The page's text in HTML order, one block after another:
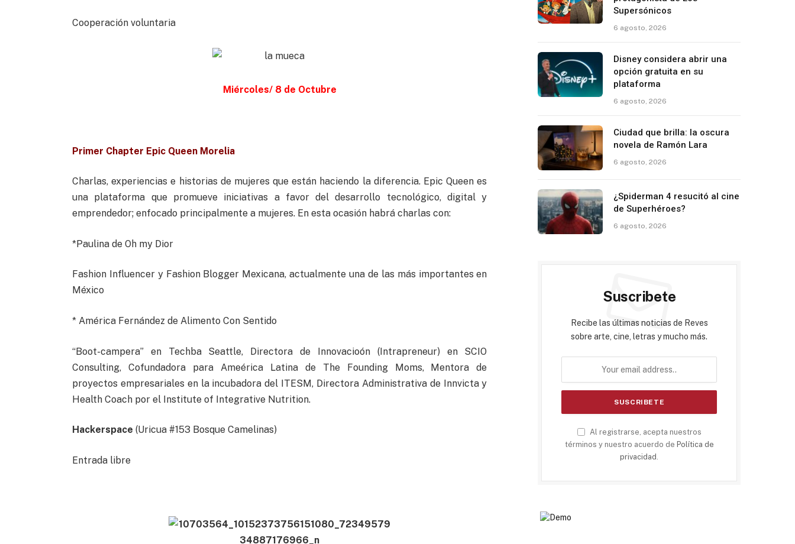
Cooperación voluntaria
Miércoles/ 8 de Octubre
Primer Chapter Epic Queen Morelia
Charlas, experiencias e historias de mujeres que están haciendo la diferencia. Epic Queen es
una plataforma que promueve iniciativas a favor del desarrollo tecnológico, digital y
emprendedor; enfocado principalmente a mujeres. En esta ocasión habrá charlas con:
*Paulina de Oh my Dior
Fashion Influencer y Fashion Blogger Mexicana, actualmente una de las más importantes en
México
* América Fernández de Alimento Con Sentido
“Boot-campera” en Techba Seattle, Directora de Innovacioón (Intrapreneur) en SCIO
Consulting, Cofundadora para Ameérica Latina de The Founding Moms, Mentora de
proyectos empresariales en la incubadora del ITESM, Directora Administrativa de Innvicta y
Health Coach por el Institute of Integrative Nutrition.
Hackerspace (Uricua #153 Bosque Camelinas)
Entrada libre
Supersónicos
6 agosto, 2026
Disney considera abrir una
opción gratuita en su
plataforma
6 agosto, 2026
Ciudad que brilla: la oscura
novela de Ramón Lara
6 agosto, 2026
¿Spiderman 4 resucitó al cine
de Superhéroes?
6 agosto, 2026
Suscribete
Recibe las últimas noticias de Reves
sobre arte, cine, letras y mucho más.
Al registrarse, acepta nuestros
términos y nuestro acuerdo de Política de
privacidad